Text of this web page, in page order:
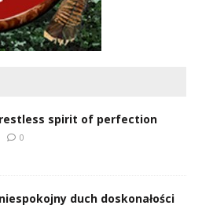
restless spirit of perfection
0
duch doskonałości